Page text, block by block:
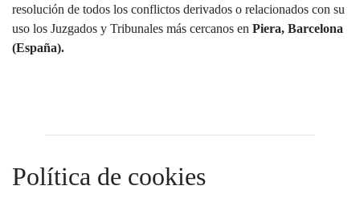
resolución de todos los conflictos derivados o relacionados con su
uso los Juzgados y Tribunales más cercanos en Piera, Barcelona
(España).
Política de cookies